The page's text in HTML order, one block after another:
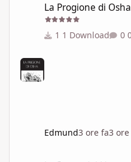
La Progione di Osha
1 Download
Edmund3 ore fa3 ore